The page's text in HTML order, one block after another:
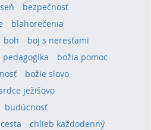
bezpečnosť
blahorečenia
boh
boj s neresťami
pedagogika
božia pomoc
božie slovo
ježišovo
budúcnosť
cesta
chlieb každodenný